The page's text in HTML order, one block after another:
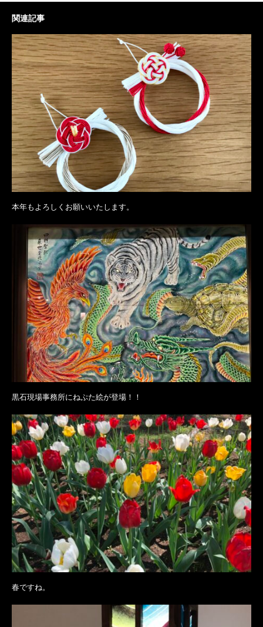
関連記事
本年もよろしくお願いいたします。
黒石現場事務所にねぷた絵が登場！！
春ですね。